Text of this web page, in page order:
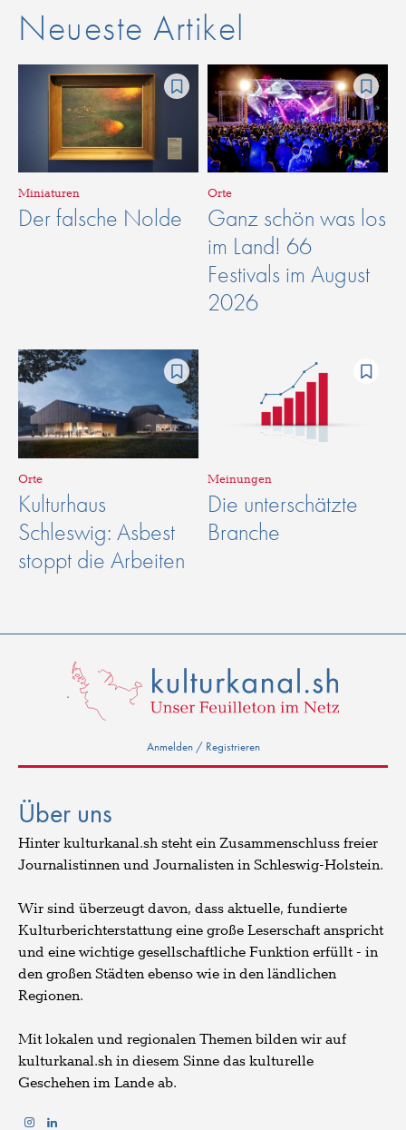
Neueste Artikel
Miniaturen
Der falsche Nolde
Orte
Ganz schön was los
im Land! 66
Festivals im August
2026
Orte
Kulturhaus
Schleswig: Asbest
stoppt die Arbeiten
Meinungen
Die unterschätzte
Branche
Anmelden / Registrieren
Über uns
Hinter kulturkanal.sh steht ein Zusammenschluss freier
Journalistinnen und Journalisten in Schleswig-Holstein.
Wir sind überzeugt davon, dass aktuelle, fundierte
Kulturberichterstattung eine große Leserschaft anspricht
und eine wichtige gesellschaftliche Funktion erfüllt - in
den großen Städten ebenso wie in den ländlichen
Regionen.
Mit lokalen und regionalen Themen bilden wir auf
kulturkanal.sh in diesem Sinne das kulturelle
Geschehen im Lande ab.